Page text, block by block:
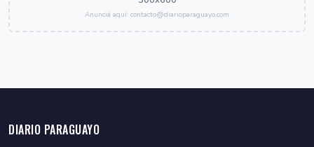
Anunciá aquí: contacto@diarioparaguayo.com
DIARIO PARAGUAYO